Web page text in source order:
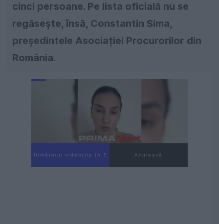
cinci persoane. Pe lista oficială nu se
regăsește, însă, Constantin Sima,
președintele Asociației Procurorilor din
România.
Următorul videoclip în 4 Anulează